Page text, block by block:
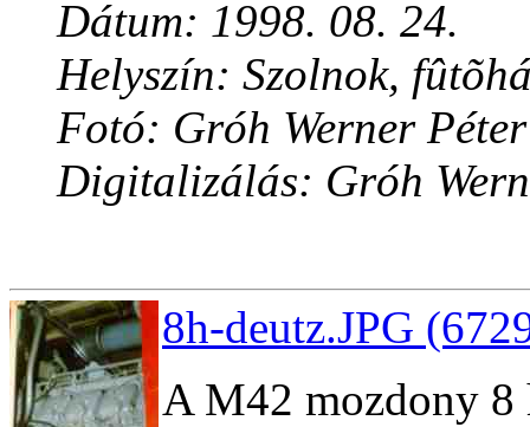
Dátum: 1998. 08. 24.
Helyszín: Szolnok,
Fotó: Gróh Werner Péter
Digitalizálás: Gróh
8h-deutz.JPG
A M42 mozdony 8